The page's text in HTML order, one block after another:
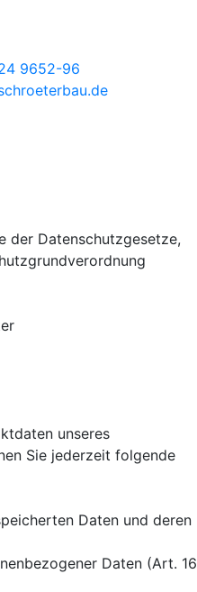
9652-96
der Datenschutzgesetze,
unseres
Sie jederzeit folgende
Daten und deren
Daten (Art. 16